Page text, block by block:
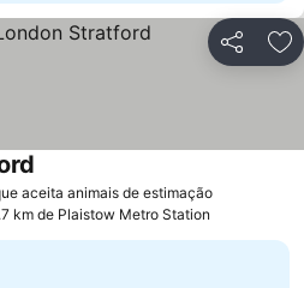
Partilhar
aceita animais de estimaçãoVer
km de Plaistow Metro Station